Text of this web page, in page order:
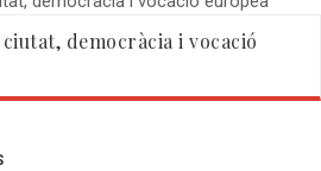
democràcia i vocació